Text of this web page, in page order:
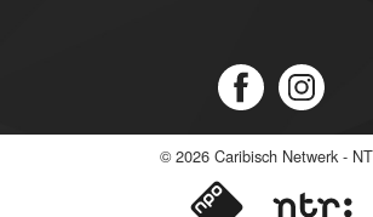
© 2026 Caribisch Netwerk -